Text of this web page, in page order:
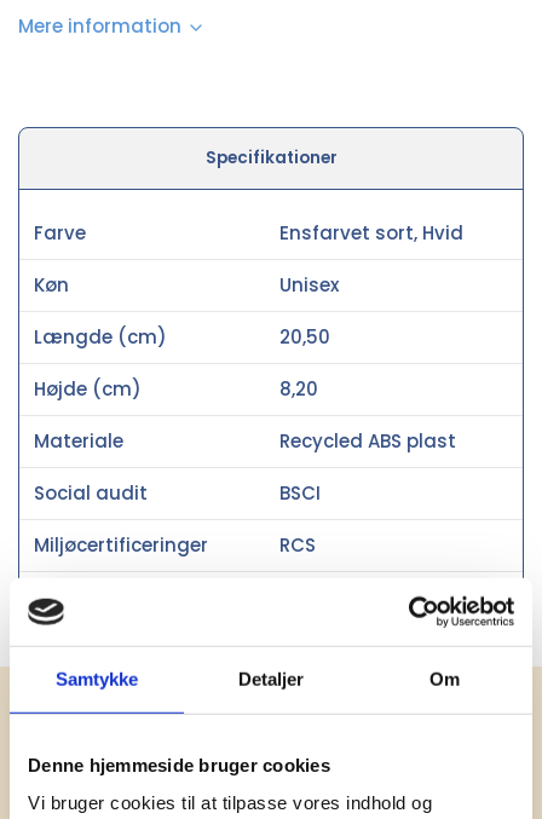
Samtykke Detaljer Om
Denne hjemmeside bruger cookies
Vi bruger cookies til at tilpasse vores indhold og
Mere information
Specifikationer
Farve Ensfarvet sort, Hvid
Køn Unisex
Længde (cm) 20,50
Højde (cm) 8,20
Materiale Recycled ABS plast
Social audit BSCI
Miljøcertificeringer RCS
Oprindelsesland
Få vores nyhedsbrev med
information om tilbud, nye varer og
andet godt